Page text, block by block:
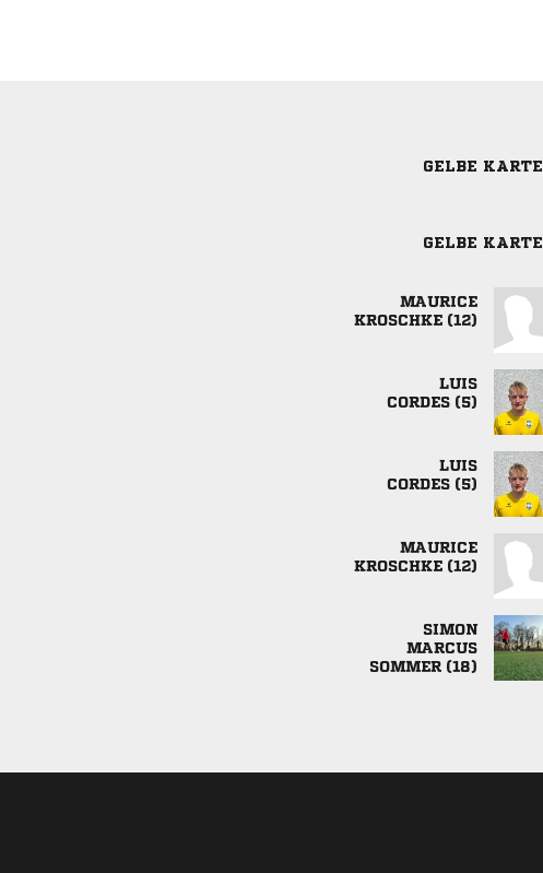
GELBE KARTE
GELBE KARTE

 

 

 

 


 